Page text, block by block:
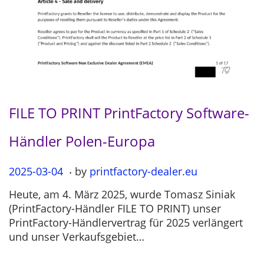
FILE TO PRINT PrintFactory Software-
Händler Polen-Europa
P
s
t
e
d
2025-03-04 2
2
5
-
0
. by printfactory-dealer.eu
Heute, am 4. März 2025, wurde Tomasz Siniak
(PrintFactory-Händler FILE TO PRINT) unser
PrintFactory-Händlervertrag für 2025 verlängert
und unser Verkaufsgebiet…